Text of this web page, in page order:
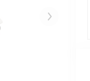
Järgmised